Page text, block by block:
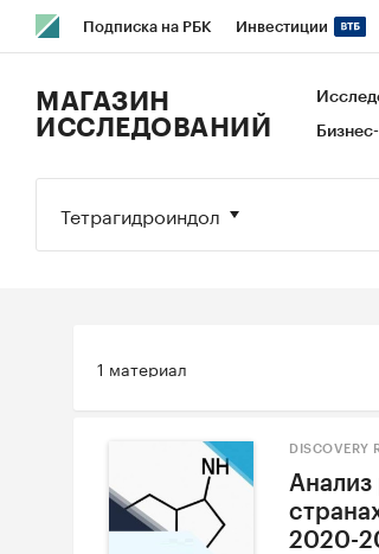
Подписка на РБК Инвестиции
Исследования Кредитные рейтинги
МАГАЗИН
ИССЛЕДОВАНИЙ
Тетрагидроиндол
1 материал
DISCOVERY
Анализ
2020-